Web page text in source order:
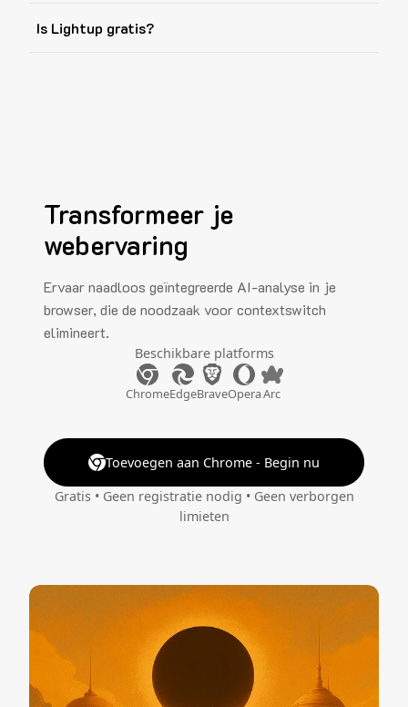
Is Lightup gratis?
Transformeer je
webervaring
Ervaar naadloos geïntegreerde AI-analyse in je
browser, die de noodzaak voor contextswitch
elimineert.
Beschikbare platforms
ChromeEdgeBraveOperaArc
Toevoegen aan Chrome - Begin nu
Gratis • Geen registratie nodig • Geen verborgen
limieten